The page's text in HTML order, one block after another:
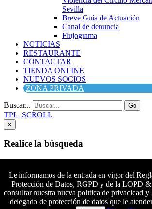
Sevilla
Breve Guía de Actuación
Canal de denuncia
Flujograma
NOTICIAS
RESTAURANTE
CONTACTAR
TIENDA ONLINE
NUEVOS SOCIOS
ZONA PRIVADA
Buscar... Go
TPL_SCROLL
×
Realice la búsqueda
Buscar
Síguenos en Facebook
Síguenos en Twitter
Síguenos en YouTubeColaboradores principales
Le informamos de la entrada en vigor del
Protección de Datos, RGPD y de la LOPD &
consultar nuestra nueva política de privacidad y
delegado de protección de datos que le